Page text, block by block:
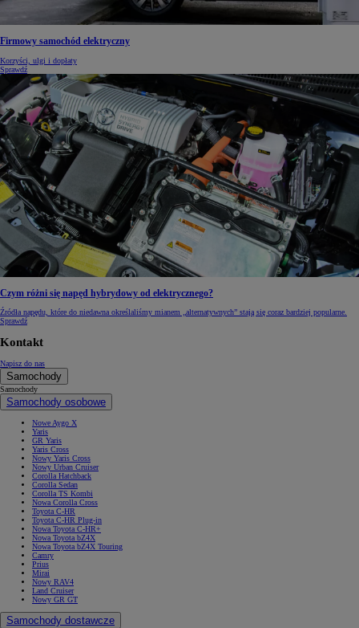
Firmowy samochód elektryczny
Korzyści, ulgi i dopłaty
Sprawdź
Czym różni się napęd hybrydowy od elektrycznego?
Źródła napędu, które do niedawna określaliśmy mianem „alternatywnych” stają się coraz bardziej popularne.
Sprawdź
Kontakt
Napisz do nas
Samochody
Samochody
Samochody osobowe
Nowe Aygo X
Yaris
GR Yaris
Yaris Cross
Nowy Yaris Cross
Nowy Urban Cruiser
Corolla Hatchback
Corolla Sedan
Corolla TS Kombi
Nowa Corolla Cross
Toyota C-HR
Toyota C-HR Plug-in
Nowa Toyota C-HR+
Nowa Toyota bZ4X
Nowa Toyota bZ4X Touring
Camry
Prius
Mirai
Nowy RAV4
Land Cruiser
Nowy GR GT
Samochody dostawcze